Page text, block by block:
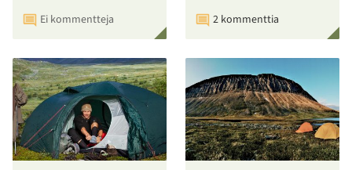
Ei kommentteja
2 kommenttia